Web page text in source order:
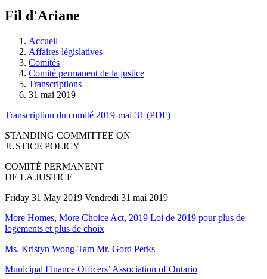
à
législative.
Fil d'Ariane
Accueil
Affaires législatives
Comités
Comité permanent de la justice
Transcriptions
31 mai 2019
Transcription du comité 2019-mai-31 (PDF)
STANDING COMMITTEE ON
JUSTICE POLICY
COMITÉ PERMANENT
DE LA JUSTICE
Friday 31 May 2019 Vendredi 31 mai 2019
More Homes, More Choice Act, 2019 Loi de 2019 pour plus de
logements et plus de choix
Ms. Kristyn Wong-Tam Mr. Gord Perks
Municipal Finance Officers’ Association of Ontario